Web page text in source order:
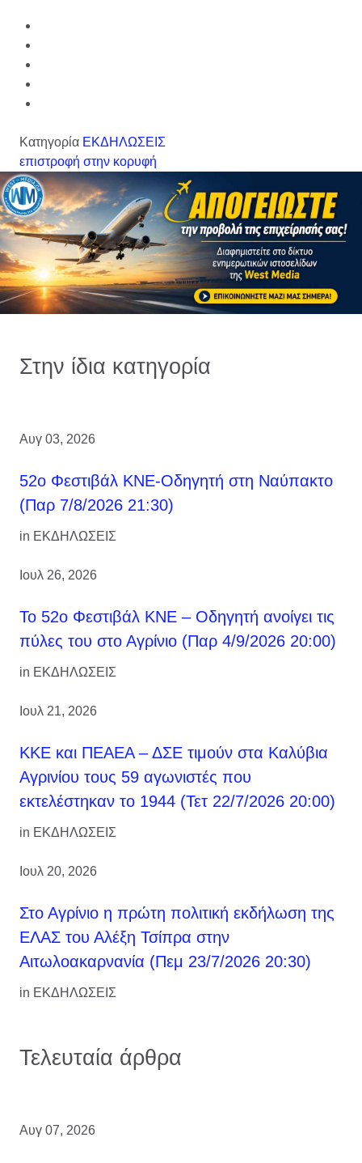
Κατηγορία ΕΚΔΗΛΩΣΕΙΣ
επιστροφή στην κορυφή
Στην ίδια κατηγορία
Αυγ 03, 2026
52ο Φεστιβάλ ΚΝΕ-Οδηγητή στη Ναύπακτο
(Παρ 7/8/2026 21:30)
in ΕΚΔΗΛΩΣΕΙΣ
Ιουλ 26, 2026
Το 52ο Φεστιβάλ ΚΝΕ – Οδηγητή ανοίγει τις
πύλες του στο Αγρίνιο (Παρ 4/9/2026 20:00)
in ΕΚΔΗΛΩΣΕΙΣ
Ιουλ 21, 2026
ΚΚΕ και ΠΕΑΕΑ – ΔΣΕ τιμούν στα Καλύβια
Αγρινίου τους 59 αγωνιστές που
εκτελέστηκαν το 1944 (Τετ 22/7/2026 20:00)
in ΕΚΔΗΛΩΣΕΙΣ
Ιουλ 20, 2026
Στο Αγρίνιο η πρώτη πολιτική εκδήλωση της
ΕΛΑΣ του Αλέξη Τσίπρα στην
Αιτωλοακαρνανία (Πεμ 23/7/2026 20:30)
in ΕΚΔΗΛΩΣΕΙΣ
Τελευταία άρθρα
Αυγ 07, 2026